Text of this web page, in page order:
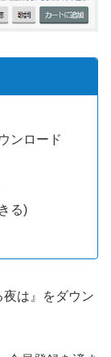
ンロード
る)
は』をダウン